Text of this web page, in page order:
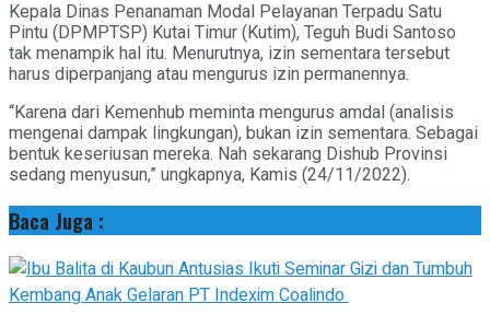
Kepala Dinas Penanaman Modal Pelayanan Terpadu Satu
Pintu (DPMPTSP) Kutai Timur (Kutim), Teguh Budi Santoso
tak menampik hal itu. Menurutnya, izin sementara tersebut
harus diperpanjang atau mengurus izin permanennya.
“Karena dari Kemenhub meminta mengurus amdal (analisis
mengenai dampak lingkungan), bukan izin sementara. Sebagai
bentuk keseriusan mereka. Nah sekarang Dishub Provinsi
sedang menyusun,” ungkapnya, Kamis (24/11/2022).
Baca Juga :